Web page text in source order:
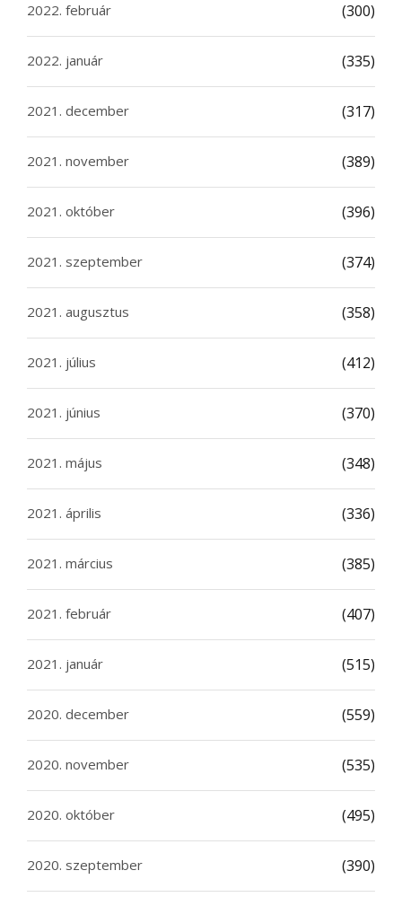
2022. február (300)
2022. január (335)
2021. december (317)
2021. november (389)
2021. október (396)
2021. szeptember (374)
2021. augusztus (358)
2021. július (412)
2021. június (370)
2021. május (348)
2021. április (336)
2021. március (385)
2021. február (407)
2021. január (515)
2020. december (559)
2020. november (535)
2020. október (495)
2020. szeptember (390)